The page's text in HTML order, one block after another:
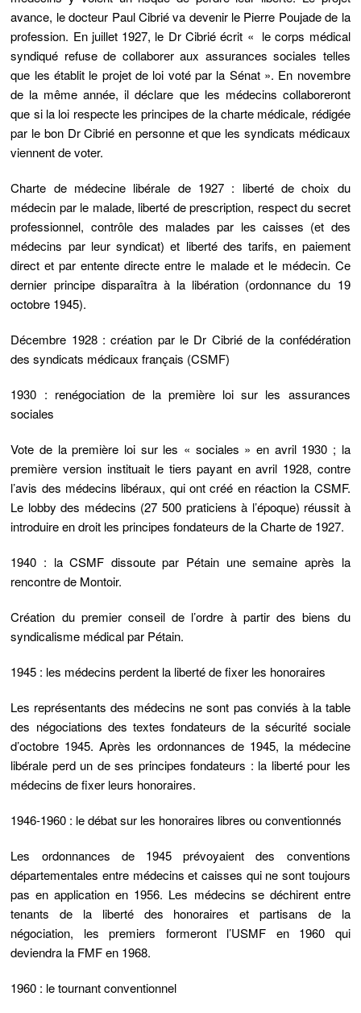
avance, le docteur Paul Cibrié va devenir le Pierre Poujade de la
profession. En juillet 1927, le Dr Cibrié écrit « le corps médical
syndiqué refuse de collaborer aux assurances sociales telles
que les établit le projet de loi voté par la Sénat ». En novembre
de la même année, il déclare que les médecins collaboreront
que si la loi respecte les principes de la charte médicale, rédigée
par le bon Dr Cibrié en personne et que les syndicats médicaux
viennent de voter.
Charte de médecine libérale de 1927 : liberté de choix du
médecin par le malade, liberté de prescription, respect du secret
professionnel, contrôle des malades par les caisses (et des
médecins par leur syndicat) et liberté des tarifs, en paiement
direct et par entente directe entre le malade et le médecin. Ce
dernier principe disparaîtra à la libération (ordonnance du 19
octobre 1945).
Décembre 1928 : création par le Dr Cibrié de la confédération
des syndicats médicaux français (CSMF)
1930 : renégociation de la première loi sur les assurances
sociales
Vote de la première loi sur les « sociales » en avril 1930 ; la
première version instituait le tiers payant en avril 1928, contre
l’avis des médecins libéraux, qui ont créé en réaction la CSMF.
Le lobby des médecins (27 500 praticiens à l’époque) réussit à
introduire en droit les principes fondateurs de la Charte de 1927.
1940 : la CSMF dissoute par Pétain une semaine après la
rencontre de Montoir.
Création du premier conseil de l’ordre à partir des biens du
syndicalisme médical par Pétain.
1945 : les médecins perdent la liberté de fixer les honoraires
Les représentants des médecins ne sont pas conviés à la table
des négociations des textes fondateurs de la sécurité sociale
d’octobre 1945. Après les ordonnances de 1945, la médecine
libérale perd un de ses principes fondateurs : la liberté pour les
médecins de fixer leurs honoraires.
1946-1960 : le débat sur les honoraires libres ou conventionnés
Les ordonnances de 1945 prévoyaient des conventions
départementales entre médecins et caisses qui ne sont toujours
pas en application en 1956. Les médecins se déchirent entre
tenants de la liberté des honoraires et partisans de la
négociation, les premiers formeront l’USMF en 1960 qui
deviendra la FMF en 1968.
1960 : le tournant conventionnel